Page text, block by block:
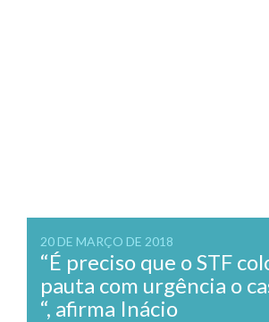
20 DE MARÇO DE 2018
“É preciso que o STF
pauta com urgência o
“, afirma Inácio